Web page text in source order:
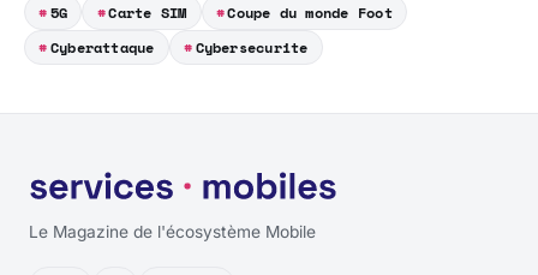
5G Carte SIM
Coupe du monde Foot
Cyberattaque
Cybersecurite
Le Magazine de l'écosystème Mobile